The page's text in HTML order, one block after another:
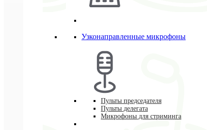
Узконаправленные микрофоны
Пульты председателя
Пульты делегата
Микрофоны для стриминга